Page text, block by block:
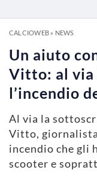
CALCIOWEB» NEWS
Un aiuto
Vitto: al via
l’incendio
Al via la
Vitto,
incendio che gli
scooter e